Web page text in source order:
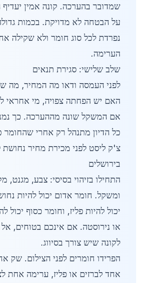
שמדובר בהערכה. קונה אמין יעדיף
על הבטחה לא מדויקת. בכמות
נפרדת לכל סוג חומר ולא שקילה
הערימה.
שלב שלישי: סגירת תנאים
לפני העמסה ודאו מה המחיר, מה
האם יש הפחתה צפויה, מי אחראי
אם המשקל שונה מההערכה. כך
כל הדיון מתנהל רק אחרי שהחומר
צ'ק ליסט לפני מכירת מחיר נחושת
בירושלים
התחילו בזיהוי בסיסי: צבע, מגנט,
ומשקל. חומר אדום יכול להיות
יכול להיות פליז, וחומר כסוף יכול
או נירוסטה. אם אינכם בטוחים, אל
לקונה שיש צורך בסיווג.
הפרידו חומרים לפני הצילום. שק
אחד לברזים או פליז, ערימה אחת